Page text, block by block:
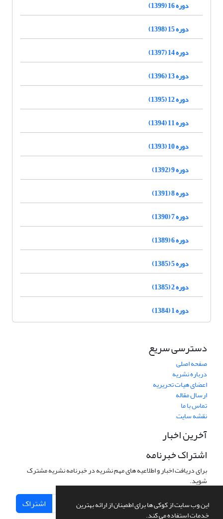
این وب سایت از کوکی ها برای اطمینان از ارائه بهترین
خدمات استفاده می کند.
دوره 16 (1399)
دوره 15 (1398)
دوره 14 (1397)
دوره 13 (1396)
دوره 12 (1395)
دوره 11 (1394)
دوره 10 (1393)
دوره 9 (1392)
دوره 8 (1391)
دوره 7 (1390)
دوره 6 (1389)
دوره 5 (1385)
دوره 2 (1385)
دوره 1 (1384)
دسترسی سریع
صفحه اصلی
درباره نشریه
اعضای هیات تحریریه
ارسال مقاله
تماس با ما
نقشه سایت
آخرین اخبار
اشتراک خبرنامه
برای دریافت اخبار و اطلاعیه های مهم نشریه در خبرنامه نشریه مشترک
شوید.
اشتراک